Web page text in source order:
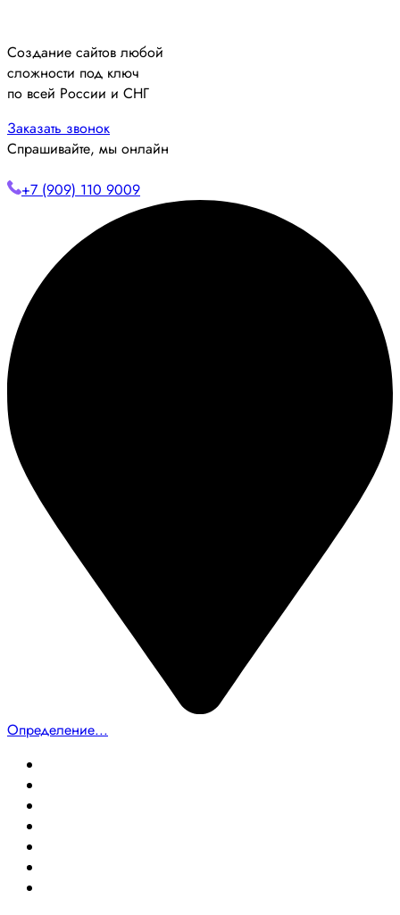
Создание сайтов любой
сложности под ключ
по всей России и СНГ
Заказать звонок
Спрашивайте, мы онлайн
+7 (909) 110 9009
Определение...